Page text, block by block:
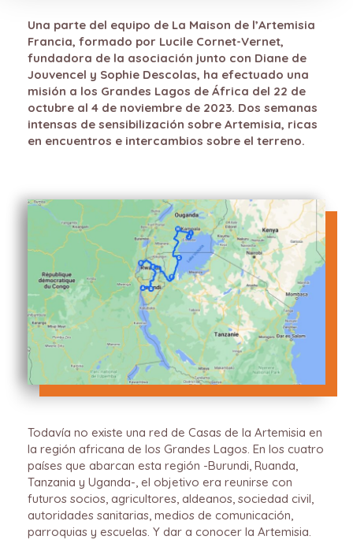
Una parte del equipo de La Maison de l’Artemisia
Francia, formado por Lucile Cornet-Vernet,
fundadora de la asociación junto con Diane de
Jouvencel y Sophie Descolas, ha efectuado una
misión a los Grandes Lagos de África del 22 de
octubre al 4 de noviembre de 2023. Dos semanas
intensas de sensibilización sobre Artemisia, ricas
en encuentros e intercambios sobre el terreno.
Todavía no existe una red de Casas de la Artemisia en
la región africana de los Grandes Lagos. En los cuatro
países que abarcan esta región -Burundi, Ruanda,
Tanzania y Uganda-, el objetivo era reunirse con
futuros socios, agricultores, aldeanos, sociedad civil,
autoridades sanitarias, medios de comunicación,
parroquias y escuelas. Y dar a conocer la Artemisia.